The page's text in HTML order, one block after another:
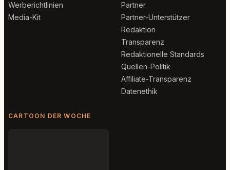
Werberichtlinien
Media-Kit
Partner
Partner-Unterstützer
Redaktion
Transparenz
Redaktionelle Standards
Quellen-Politik
Affiliate-Transparenz
Datenethik
CARTOON DER WOCHE